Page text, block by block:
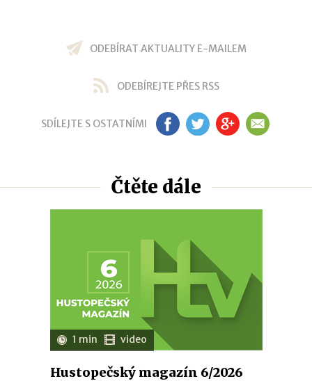
ODEBÍRAT AKTUALITY E-MAILEM
ODEBÍREJTE PŘES RSS
SDÍLEJTE S OSTATNÍMI FB TW GP EM
Čtěte dále
1 min video
Hustopečský magazín 6/2026